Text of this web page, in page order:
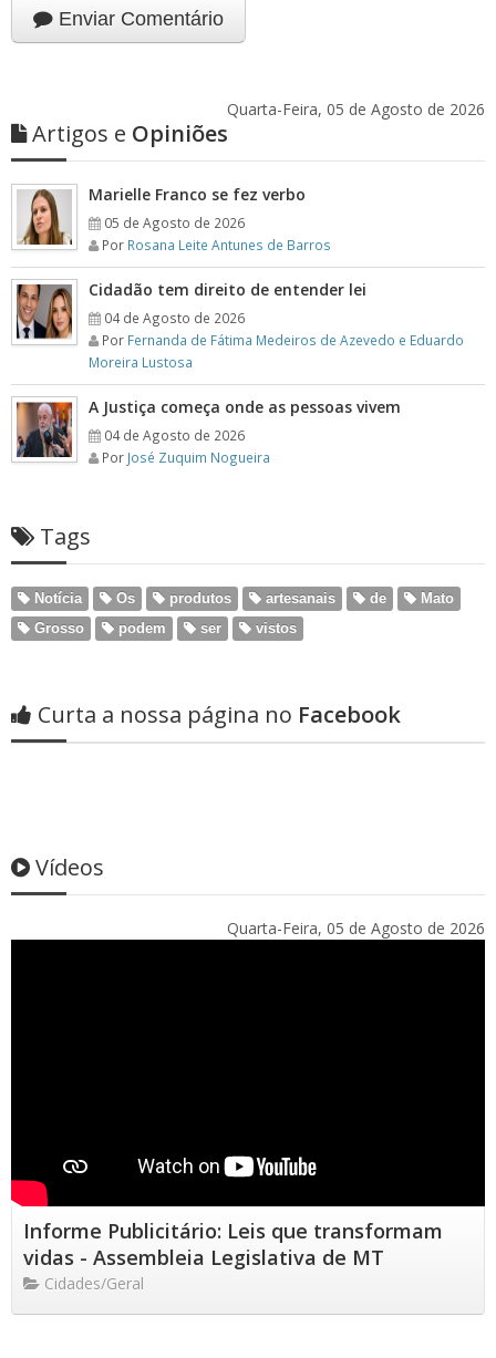
Enviar Comentário
Quarta-Feira, 05 de Agosto de 2026
Artigos e Opiniões
Marielle Franco se fez verbo
05 de Agosto de 2026
Por Rosana Leite Antunes de Barros
Cidadão tem direito de entender lei
04 de Agosto de 2026
Por Fernanda de Fátima Medeiros de Azevedo e Eduardo
Moreira Lustosa
A Justiça começa onde as pessoas vivem
04 de Agosto de 2026
Por José Zuquim Nogueira
Tags
Notícia Os produtos artesanais de
Mato
Grosso
podem ser vistos
Curta a nossa página no Facebook
Vídeos
Quarta-Feira, 05 de Agosto de 2026
Informe Publicitário: Leis que transformam
vidas - Assembleia Legislativa de MT
Cidades/Geral